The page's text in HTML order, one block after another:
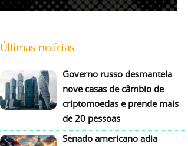
Últimas notícias
Governo russo desmantela
nove casas de câmbio de
criptomoedas e prende mais
de 20 pessoas
Senado americano adia